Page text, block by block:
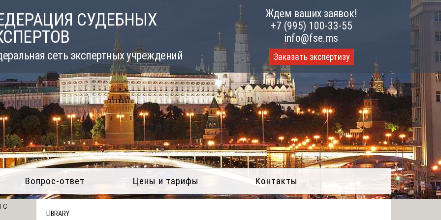
СУДЕБНЫХ
сеть экспертных учреждений
Ждем ваших заявок!
+7 (995) 100-33-55
info@fse.ms
Заказать экспертизу
Вопрос-ответ Цены и тарифы Контакты
LIBRARY
с